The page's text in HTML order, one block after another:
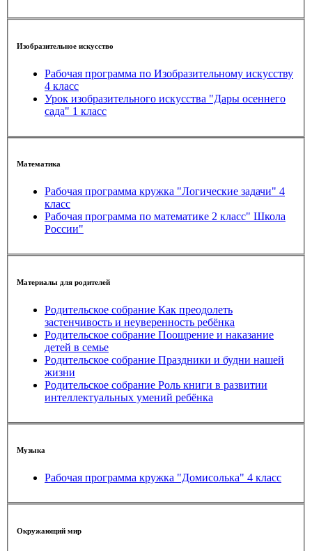
Изобразительное искусство
Рабочая программа по Изобразительному искусству
4 класс
Урок изобразительного искусства "Дары осеннего
сада" 1 класс
Математика
Рабочая программа кружка "Логические задачи" 4
класс
Рабочая программа по математике 2 класс" Школа
России"
Материалы для родителей
Родительское собрание Как преодолеть
застенчивость и неуверенность ребёнка
Родительское собрание Поощрение и наказание
детей в семье
Родительское собрание Праздники и будни нашей
жизни
Родительское собрание Роль книги в развитии
интеллектуальных умений ребёнка
Музыка
Рабочая программа кружка "Домисолька" 4 класс
Окружающий мир